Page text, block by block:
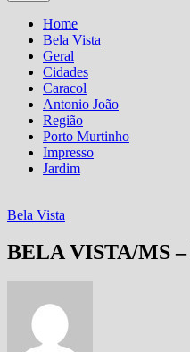
Home
Bela Vista
Geral
Cidades
Caracol
Antonio João
Região
Porto Murtinho
Impresso
Jardim
Bela Vista
BELA VISTA/MS –